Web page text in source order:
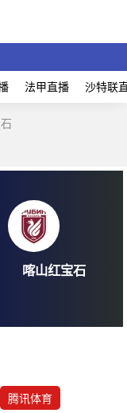
法甲直播 沙特联
00:30
喀山
腾讯体育